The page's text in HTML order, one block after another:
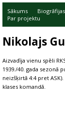
Sākums Biogrāfijas
Par projektu
Nikolajs
Aizvadīja vienu spēli
1939./40. gada sezonā
neizšķirtā 4:4 pret
klases komandā.